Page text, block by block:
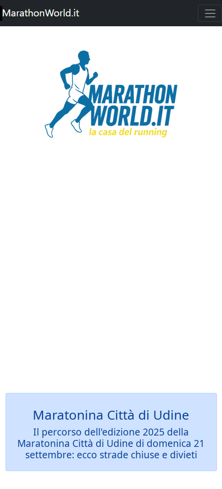
Maratonina Città di Udine
Il percorso dell'edizione 2025 della
Maratonina Città di Udine di domenica 21
settembre: ecco strade chiuse e divieti